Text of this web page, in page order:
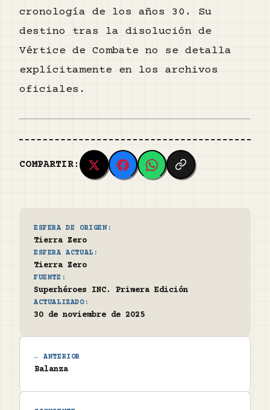
ESFERA DE ORIGEN:
Tierra Zero
ESFERA ACTUAL:
Tierra Zero
FUENTE:
Superhéroes INC. Primera Edición
ACTUALIZADO:
30 de noviembre de 2025
← ANTERIOR
Balanza
cronología de los años 30. Su
destino tras la disolución de
Vértice de Combate no se detalla
explícitamente en los archivos
oficiales.
COMPARTIR: